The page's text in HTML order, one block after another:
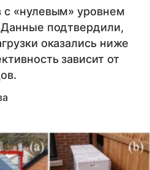
с «нулевым» уровнем
подтвердили,
оказались ниже
зависит от